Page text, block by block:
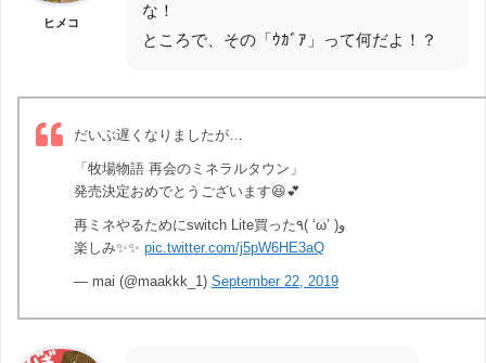
ヒメコ
な！
ところで、その「ｳｶﾞｱ」って何だよ！？
だいぶ遅くなりましたが…
「牧場物語 再会のミネラルタウン」
発売決定おめでとうございます😆💕
再ミネやるためにswitch Lite買った٩( ‘ω’ )و
楽しみ✨✨ pic.twitter.com/j5pW6HE3aQ
— mai (@maakkk_1) September 22, 2019